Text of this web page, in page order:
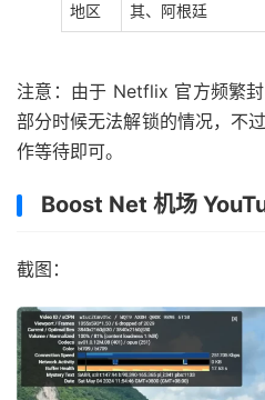
地区
其、阿根廷
注意：由于 Netflix 官方频繁
部分时候无法解锁的情况，不
作等待即可。
Boost Net 机场
截图：